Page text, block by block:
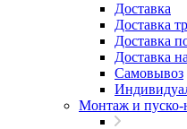
Доставка
Доставка
Доставка
Доставка
Самовывоз
Монтаж и пуско-